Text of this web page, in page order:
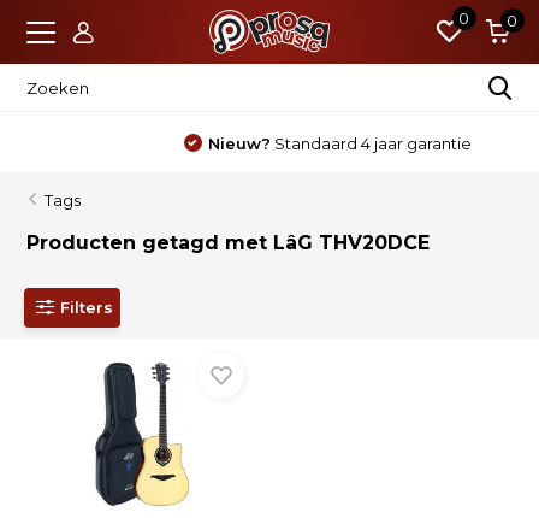
0 0
Nieuw?Standaard 4 jaar garantie
Tags
Producten getagd met LâG THV20DCE
Filters